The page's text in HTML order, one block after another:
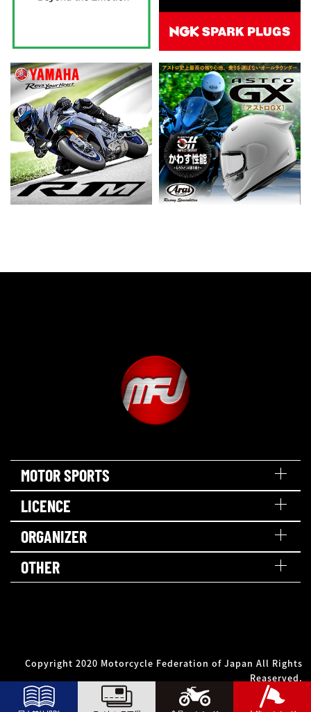
MOTOR SPORTS
LICENCE
ORGANIZER
OTHER
Copyright 2020 Motorcycle Federation of Japan All Rights
Reaserved.